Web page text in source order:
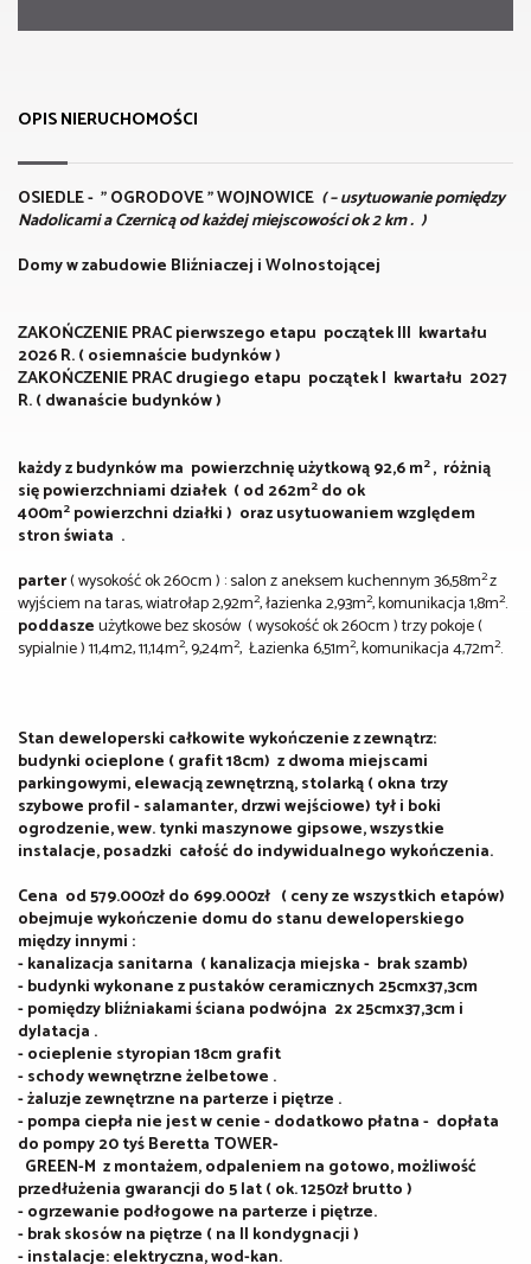
OPIS NIERUCHOMOŚCI
OSIEDLE - " OGRODOVE " WOJNOWICE ( – usytuowanie pomiędzy
Nadolicami a Czernicą od każdej miejscowości ok 2 km . )
Domy w zabudowie Bliźniaczej i Wolnostojącej
ZAKOŃCZENIE PRAC pierwszego etapu początek III kwartału
2026 R. ( osiemnaście budynków )
ZAKOŃCZENIE PRAC drugiego etapu początek I kwartału 2027
R. ( dwanaście budynków )
każdy z budynków ma powierzchnię użytkową 92,6 m2, różnią
się powierzchniami działek ( od 262m2 do ok
400m2 powierzchni działki ) oraz usytuowaniem względem
stron świata .
parter( wysokość ok 260cm ) : salon z aneksem kuchennym 36,58m2z
wyjściem na taras, wiatrołap 2,92m2, łazienka 2,93m2, komunikacja 1,8m2.
poddaszeużytkowe bez skosów ( wysokość ok 260cm ) trzy pokoje (
sypialnie ) 11,4m2, 11,14m2, 9,24m2, Łazienka 6,51m2, komunikacja 4,72m2.
Stan deweloperski całkowite wykończenie z zewnątrz:
budynki ocieplone ( grafit 18cm) z dwoma miejscami
parkingowymi, elewacją zewnętrzną, stolarką ( okna trzy
szybowe profil - salamanter, drzwi wejściowe) tył i boki
ogrodzenie, wew. tynki maszynowe gipsowe, wszystkie
instalacje, posadzki całość do indywidualnego wykończenia.
Cena od 579.000zł do 699.000zł ( ceny ze wszystkich etapów)
obejmuje wykończenie domu do stanu deweloperskiego
między innymi :
- kanalizacja sanitarna ( kanalizacja miejska - brak szamb)
- budynki wykonane z pustaków ceramicznych 25cmx37,3cm
- pomiędzy bliźniakami ściana podwójna 2x 25cmx37,3cm i
dylatacja .
- ocieplenie styropian 18cm grafit
- schody wewnętrzne żelbetowe .
- żaluzje zewnętrzne na parterze i piętrze .
- pompa ciepła nie jest w cenie - dodatkowo płatna - dopłata
do pompy 20 tyś Beretta TOWER-
GREEN-M z montażem, odpaleniem na gotowo, możliwość
przedłużenia gwarancji do 5 lat ( ok. 1250zł brutto )
- ogrzewanie podłogowe na parterze i piętrze.
- brak skosów na piętrze ( na II kondygnacji )
- instalacje: elektryczna, wod-kan.